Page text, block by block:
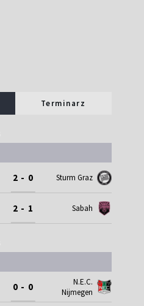
Terminarz
2 - 0 Sturm Graz
2 - 1 Sabah
0 - 0
N.E.C.
Nijmegen